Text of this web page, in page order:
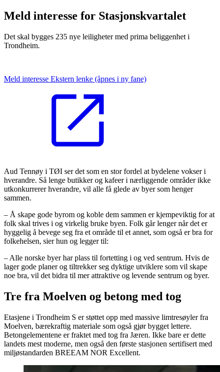
Meld interesse for Stasjonskvartalet
Det skal bygges 235 nye leiligheter med prima beliggenhet i
Trondheim.
Meld interesse Ekstern lenke (åpnes i ny fane)
Aud Tennøy i TØI ser det som en stor fordel at bydelene vokser i
hverandre. Så lenge butikker og kafeer i nærliggende områder ikke
utkonkurrerer hverandre, vil alle få glede av byer som henger
sammen.
– Å skape gode byrom og koble dem sammen er kjempeviktig for at
folk skal trives i og virkelig bruke byen. Folk går lenger når det er
hyggelig å bevege seg fra et område til et annet, som også er bra for
folkehelsen, sier hun og legger til:
– Alle norske byer har plass til fortetting i og ved sentrum. Hvis de
lager gode planer og tiltrekker seg dyktige utviklere som vil skape
noe bra, vil det bidra til mer attraktive og levende sentrum og byer.
Tre fra Moelven og betong med tog
Etasjene i Trondheim S er støttet opp med massive limtresøyler fra
Moelven, bærekraftig materiale som også gjør bygget lettere.
Betongelementene er fraktet med tog fra Jæren. Ikke bare er dette
landets mest moderne, men også den første stasjonen sertifisert med
miljøstandarden BREEAM NOR Excellent.